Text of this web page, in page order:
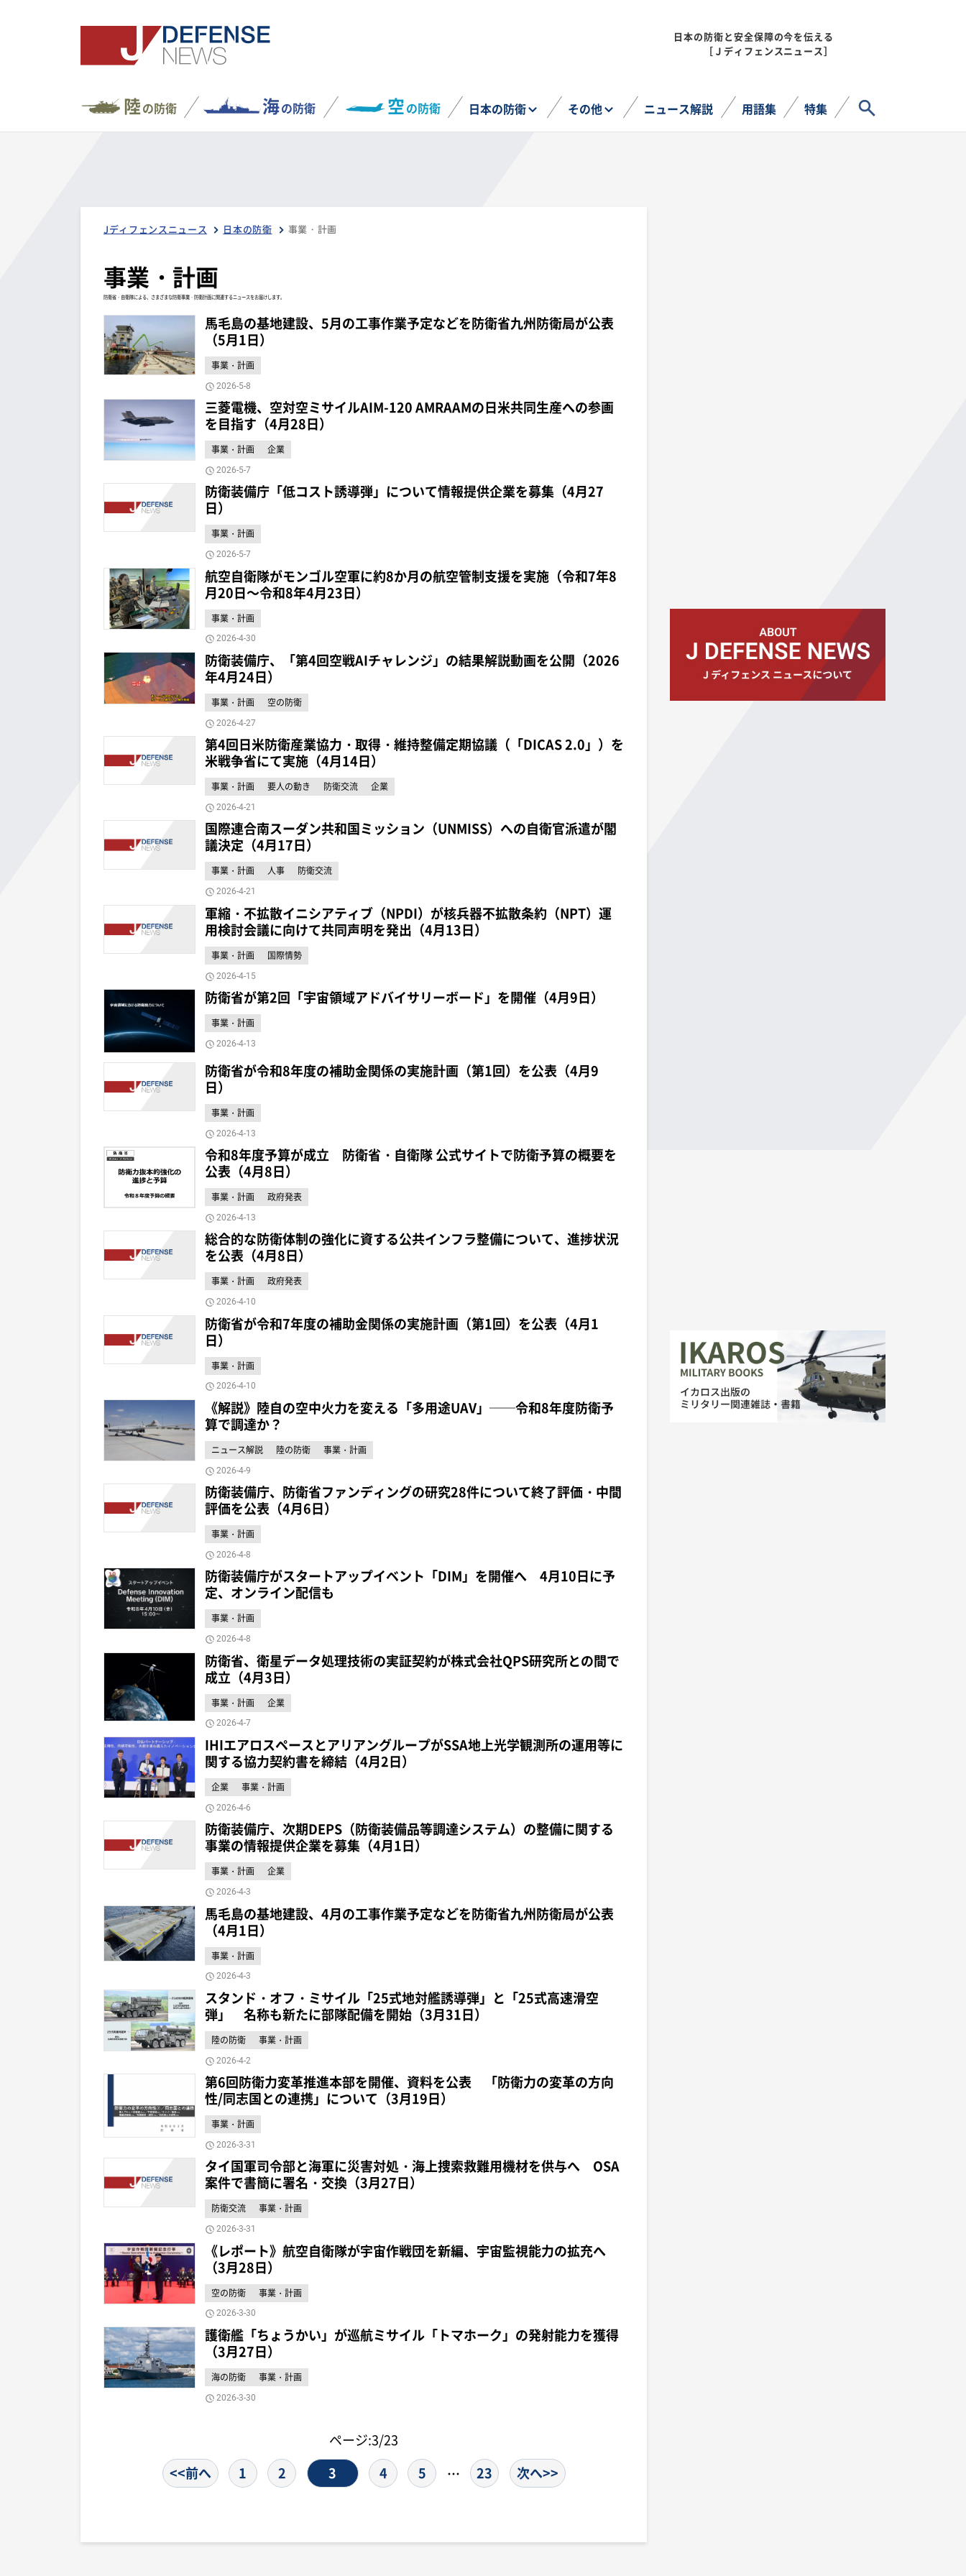
日本の防衛と安全保障の今を伝える
［Ｊディフェンスニュース］
陸の防衛 海の防衛 空の防衛 日本の防衛 その他 ニュース解説 用語集 特集
Jディフェンスニュース 日本の防衛 事業・計画
事業・計画
防衛省・自衛隊による、さまざまな防衛事業・防衛計画に関連するニュースをお届けします。
馬毛島の基地建設、5月の工事作業予定などを防衛省九州防衛局が公表
（5月1日）
事業・計画
2026-5-8
三菱電機、空対空ミサイルAIM-120 AMRAAMの日米共同生産への参画
を目指す（4月28日）
事業・計画 企業
2026-5-7
防衛装備庁「低コスト誘導弾」について情報提供企業を募集（4月27
日）
事業・計画
2026-5-7
航空自衛隊がモンゴル空軍に約8か月の航空管制支援を実施（令和7年8
月20日～令和8年4月23日）
事業・計画
2026-4-30
防衛装備庁、「第4回空戦AIチャレンジ」の結果解説動画を公開（2026
年4月24日）
事業・計画 空の防衛
2026-4-27
第4回日米防衛産業協力・取得・維持整備定期協議（「DICAS 2.0」）を
米戦争省にて実施（4月14日）
事業・計画 要人の動き 防衛交流 企業
2026-4-21
国際連合南スーダン共和国ミッション（UNMISS）への自衛官派遣が閣
議決定（4月17日）
事業・計画 人事 防衛交流
2026-4-21
軍縮・不拡散イニシアティブ（NPDI）が核兵器不拡散条約（NPT）運
用検討会議に向けて共同声明を発出（4月13日）
事業・計画 国際情勢
2026-4-15
防衛省が第2回「宇宙領域アドバイサリーボード」を開催（4月9日）
事業・計画
2026-4-13
防衛省が令和8年度の補助金関係の実施計画（第1回）を公表（4月9
日）
事業・計画
2026-4-13
令和8年度予算が成立 防衛省・自衛隊 公式サイトで防衛予算の概要を
公表（4月8日）
事業・計画 政府発表
2026-4-13
総合的な防衛体制の強化に資する公共インフラ整備について、進捗状況
を公表（4月8日）
事業・計画 政府発表
2026-4-10
防衛省が令和7年度の補助金関係の実施計画（第1回）を公表（4月1
日）
事業・計画
2026-4-10
《解説》陸自の空中火力を変える「多用途UAV」──令和8年度防衛予
算で調達か？
ニュース解説 陸の防衛 事業・計画
2026-4-9
防衛装備庁、防衛省ファンディングの研究28件について終了評価・中間
評価を公表（4月6日）
事業・計画
2026-4-8
防衛装備庁がスタートアップイベント「DIM」を開催へ 4月10日に予
定、オンライン配信も
事業・計画
2026-4-8
防衛省、衛星データ処理技術の実証契約が株式会社QPS研究所との間で
成立（4月3日）
事業・計画 企業
2026-4-7
IHIエアロスペースとアリアングループがSSA地上光学観測所の運用等に
関する協力契約書を締結（4月2日）
企業 事業・計画
2026-4-6
防衛装備庁、次期DEPS（防衛装備品等調達システム）の整備に関する
事業の情報提供企業を募集（4月1日）
事業・計画 企業
2026-4-3
馬毛島の基地建設、4月の工事作業予定などを防衛省九州防衛局が公表
（4月1日）
事業・計画
2026-4-3
スタンド・オフ・ミサイル「25式地対艦誘導弾」と「25式高速滑空
弾」 名称も新たに部隊配備を開始（3月31日）
陸の防衛 事業・計画
2026-4-2
第6回防衛力変革推進本部を開催、資料を公表 「防衛力の変革の方向
性/同志国との連携」について（3月19日）
事業・計画
2026-3-31
タイ国軍司令部と海軍に災害対処・海上捜索救難用機材を供与へ OSA
案件で書簡に署名・交換（3月27日）
防衛交流 事業・計画
2026-3-31
《レポート》航空自衛隊が宇宙作戦団を新編、宇宙監視能力の拡充へ
（3月28日）
空の防衛 事業・計画
2026-3-30
護衛艦「ちょうかい」が巡航ミサイル「トマホーク」の発射能力を獲得
（3月27日）
海の防衛 事業・計画
2026-3-30
ページ:3/23
<<前へ
1 2 3 4 5 … 23 次へ>>